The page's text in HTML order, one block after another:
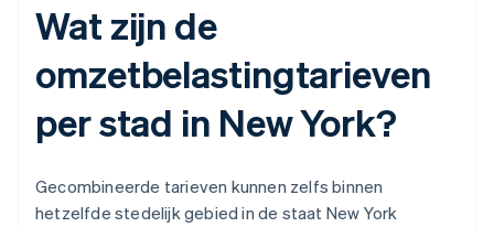
Wat zijn de
omzetbelastingtarieven
per stad in New York?
Gecombineerde tarieven kunnen zelfs binnen
hetzelfde stedelijk gebied in de staat New York